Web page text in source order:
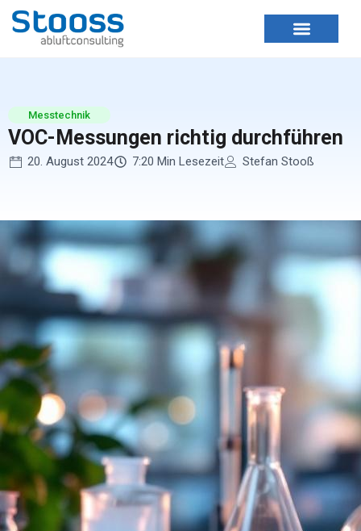
Zum
Inhalt
springen
Messtechnik
VOC-Messungen richtig durchführen
20. August 2024 7:20 Min Lesezeit Stefan Stooß